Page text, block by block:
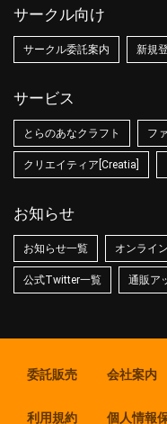
サークル向け
サークル委託案内 新規
サービス
とらのあなクラフト フ
クリエイティア[Creatia]
お知らせ
お知らせ一覧 オンライ
公式Twitter一覧 通販ア
委託販売 会社案内
利用規約 個人情報